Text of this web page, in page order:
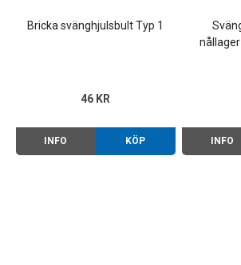
Bricka svänghjulsbult Typ 1
46 KR
INFO KÖP INFO